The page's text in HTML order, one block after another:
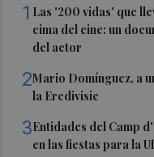
1 Las '200 vidas' que
cima del cine: un
del actor
2Mario Domínguez, a
la Eredivisie
3Entidades del Camp
en las fiestas para la